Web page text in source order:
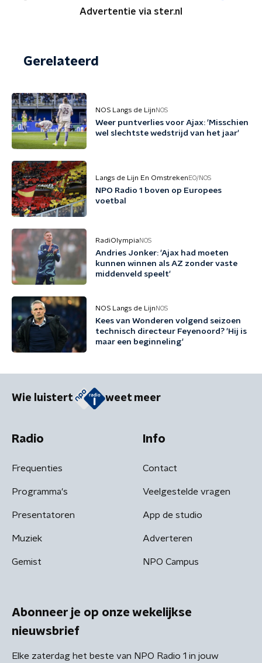
Advertentie via ster.nl
Gerelateerd
NOS Langs de Lijn NOS
Weer puntverlies voor Ajax: 'Misschien
wel slechtste wedstrijd van het jaar'
Langs de Lijn En Omstreken EO/NOS
NPO Radio 1 boven op Europees
voetbal
RadiOlympia NOS
Andries Jonker: 'Ajax had moeten
kunnen winnen als AZ zonder vaste
middenveld speelt'
NOS Langs de Lijn NOS
Kees van Wonderen volgend seizoen
technisch directeur Feyenoord? 'Hij is
maar een beginneling'
Wie luistert weet meer
Radio
Frequenties
Programma's
Presentatoren
Muziek
Gemist
Info
Contact
Veelgestelde vragen
App de studio
Adverteren
NPO Campus
Abonneer je op onze wekelijkse
nieuwsbrief
Elke zaterdag het beste van NPO Radio 1 in jouw